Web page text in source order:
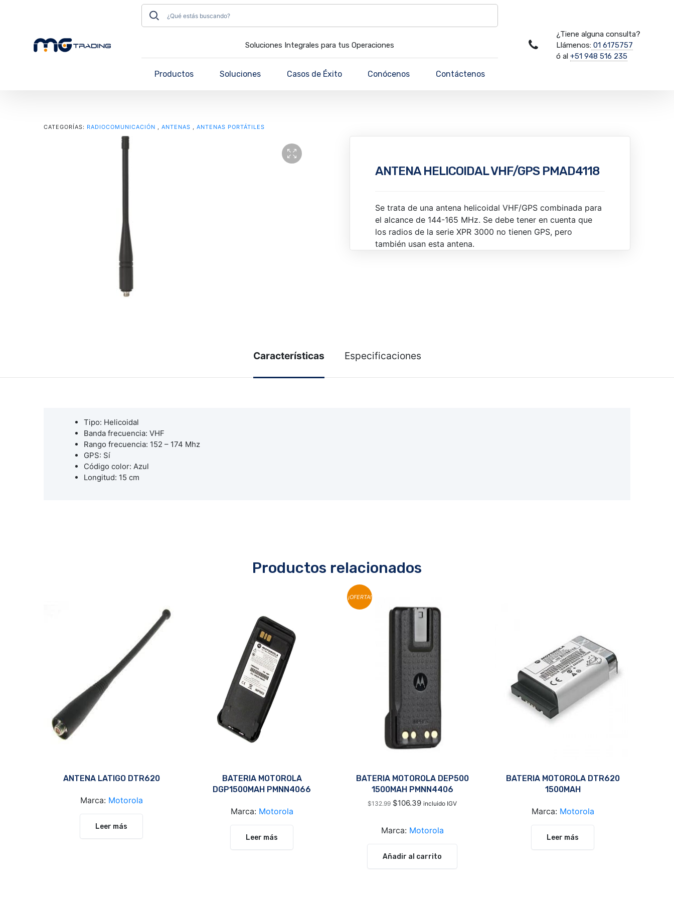
Soluciones Integrales para tus Operaciones
Productos Soluciones Casos de Éxito Conócenos Contáctenos
¿Tiene alguna consulta?
Llámenos:01 6175757
ó al +51 948 516 235
CATEGORÍAS: RADIOCOMUNICACIÓN , ANTENAS , ANTENAS PORTÁTILES
ANTENA HELICOIDAL VHF/GPS PMAD4118
Se trata de una antena helicoidal VHF/GPS combinada para
el alcance de 144-165 MHz. Se debe tener en cuenta que
los radios de la serie XPR 3000 no tienen GPS, pero
también usan esta antena.
Características Especificaciones
Tipo: Helicoidal
Banda frecuencia: VHF
Rango frecuencia: 152 – 174 Mhz
GPS: Sí
Código color: Azul
Longitud: 15 cm
Productos relacionados
ANTENA LATIGO DTR620
Marca: Motorola
Leer más
BATERIA MOTOROLA
DGP1500MAH PMNN4066
Marca: Motorola
Leer más
¡OFERTA!
BATERIA MOTOROLA DEP500
1500MAH PMNN4406
$132.99 $106.39 incluido IGV
Marca: Motorola
Añadir al carrito
BATERIA MOTOROLA DTR620
1500MAH
Marca: Motorola
Leer más